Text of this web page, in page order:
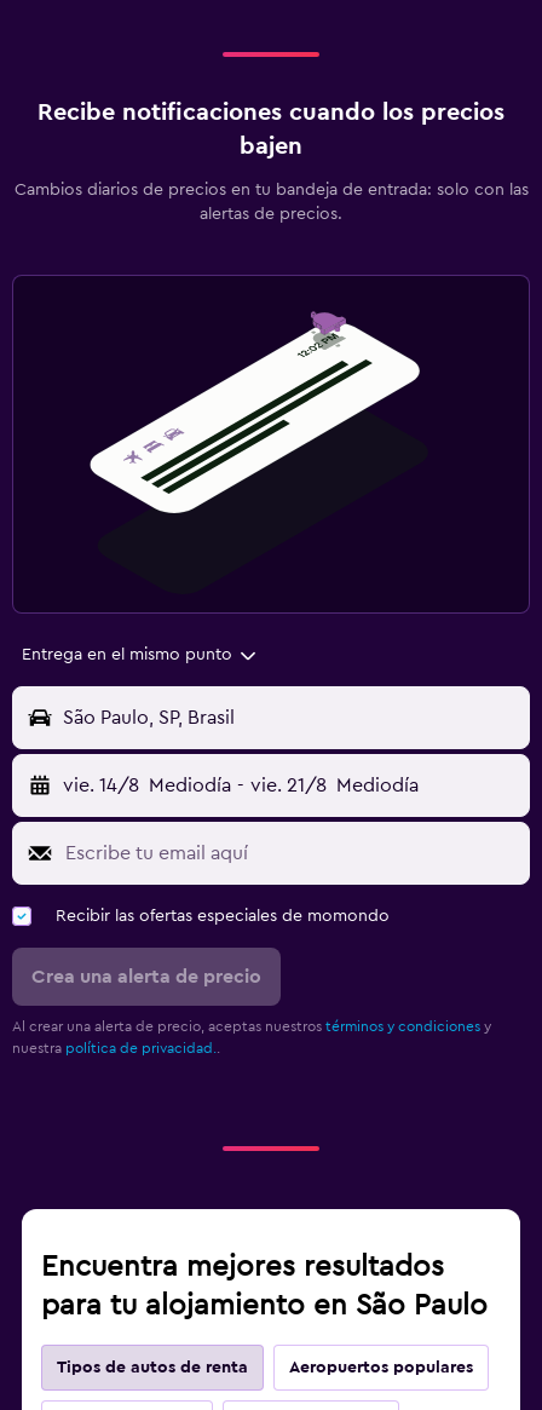
Recibe notificaciones cuando los precios
bajen
Cambios diarios de precios en tu bandeja de entrada: solo con las
alertas de precios.
Entrega en el mismo punto
São Paulo, SP, Brasil
vie. 14/8 Mediodía - vie. 21/8 Mediodía
Recibir las ofertas especiales de momondo
Crea una alerta de precio
Al crear una alerta de precio, aceptas nuestros términos y condiciones y
nuestra política de privacidad..
Encuentra mejores resultados
para tu alojamiento en São Paulo
Tipos de autos de renta Aeropuertos populares